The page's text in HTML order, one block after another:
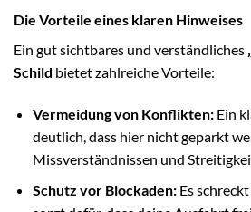
Die Vorteile eines klaren Hinweises
Ein gut sichtbares und verständliches
Schild bietet zahlreiche Vorteile:
Vermeidung von Konflikten:Ein
deutlich, dass hier nicht geparkt
Missverständnissen und
Schutz vor Blockaden:Es